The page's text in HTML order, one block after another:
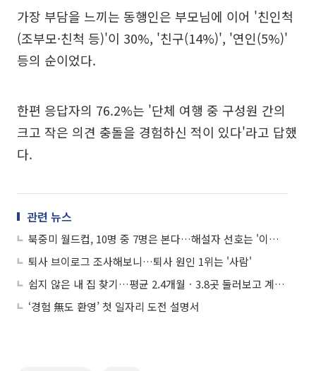
가장 부담을 느끼는 동행인은 부모님에 이어 '친인척
(조부모·친척 등)'이 30%, '친구(14%)', '연인(5%)'
등의 순이었다.
한편 응답자의 76.2%는 '단체 여행 중 구성원 간의
크고 작은 의견 충돌을 경험하신 적이 있다'라고 답했
다.
관련 뉴스
북중미 월드컵, 10명 중 7명은 본다…해설자 선호는 '이영표'
퇴사 브이로그 조사해보니…퇴사 원인 1위는 '사람'
쉽지 않은 내 집 찾기…평균 2.4개월ㆍ3.8곳 둘러보고 계약한다
‘경험 無도 환영’ 첫 일자리 도전 설명서